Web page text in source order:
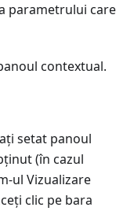
parametrului care
contextual.
setat panoul
(în cazul
ul Vizualizare
clic pe bara